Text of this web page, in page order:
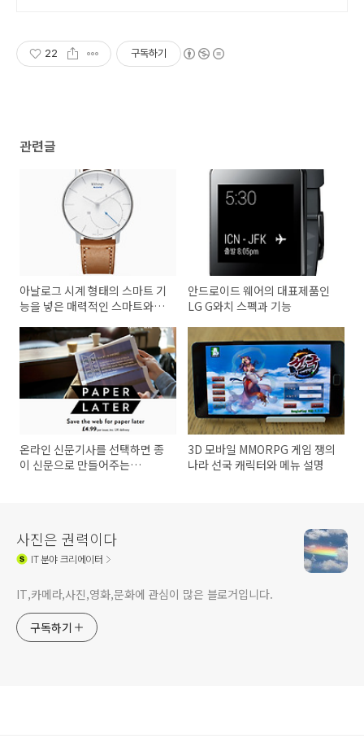
22 구독하기
관련글
아날로그 시계 형태의 스마트 기
능을 넣은 매력적인 스마트와치
안드로이드 웨어의 대표제품인
LG G와치 스펙과 기능
온라인 신문기사를 선택하면 종
이 신문으로 만들어주는
3D 모바일 MMORPG 게임 쟁의
나라 선국 캐릭터와 메뉴 설명
사진은 권력이다
IT분야 크리에이터
IT,카메라,사진,영화,문화에 관심이 많은 블로거입니다.
구독하기